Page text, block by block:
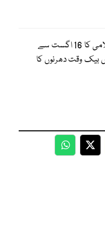
جماعت اسلامی کا 16 اگست سے
بیک وقت دھرنوں کا